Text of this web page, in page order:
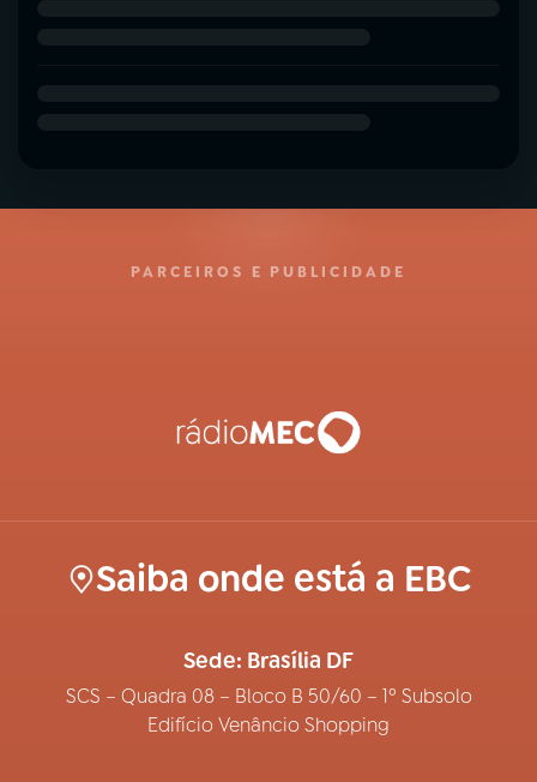
PARCEIROS E PUBLICIDADE
Saiba onde está a EBC
Sede: Brasília DF
SCS – Quadra 08 – Bloco B 50/60 – 1º Subsolo
Edifício Venâncio Shopping